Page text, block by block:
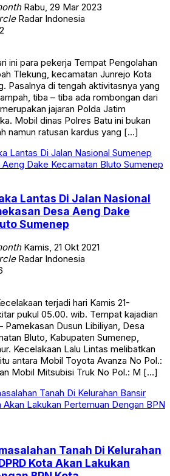
Rabu, 29 Mar 2023
Radar Indonesia
ini para pekerja Tempat Pengolahan
Tlekung, kecamatan Junrejo Kota
Pasalnya di tengah aktivitasnya yang
tiba – tiba ada rombongan dari
jajaran Polda Jatim
Mobil dinas Polres Batu ini bukan
namun ratusan kardus yang […]
Lantas Di Jalan Nasional
Desa Aeng Dake
Sumenep
Kamis, 21 Okt 2021
Radar Indonesia
terjadi hari Kamis 21-
pukul 05.00. wib. Tempat kajadian
Pamekasan Dusun Libiliyan, Desa
Bluto, Kabupaten Sumenep,
Kecelakaan Lalu Lintas melibatkan
antara Mobil Toyota Avanza No Pol.:
Mobil Mitsubisi Truk No Pol.: M […]
Tanah Di Kelurahan
Kota Akan Lakukan